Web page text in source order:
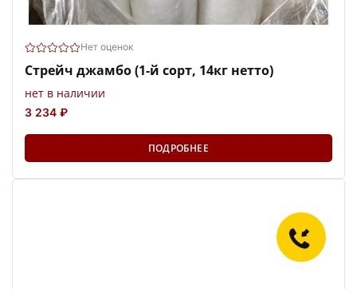
Нет оценок
Стрейч джамбо (1-й сорт, 14кг нетто)
нет в наличии
3 234 ₽
ПОДРОБНЕЕ